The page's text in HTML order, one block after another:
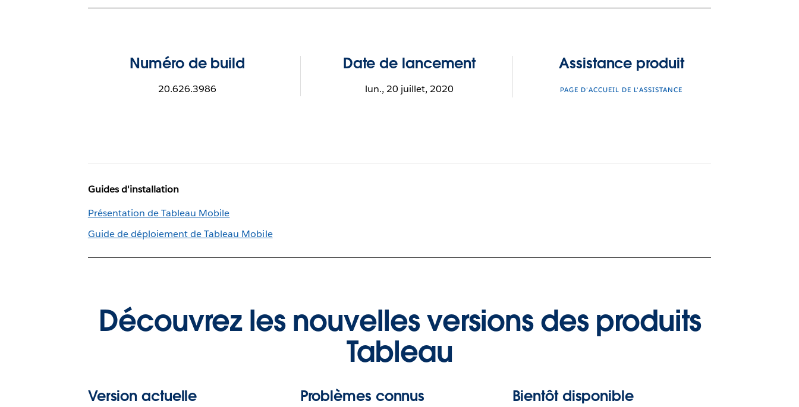
Numéro de build
20.626.3986
Date de lancement
lun., 20 juillet, 2020
Assistance produit
PAGE D'ACCUEIL DE L'ASSISTANCE
Guides d'installation
Présentation de Tableau Mobile
Guide de déploiement de Tableau Mobile
Découvrez les nouvelles versions des produits
Tableau
Version actuelle Problèmes connus Bientôt disponible